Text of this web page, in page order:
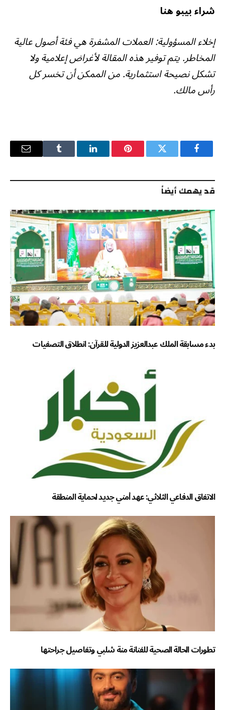
شراء بيبو هنا
إخلاء المسؤولية: العملات المشفرة هي فئة أصول عالية
المخاطر. يتم توفير هذه المقالة لأغراض إعلامية ولا
تشكل نصيحة استثمارية. من الممكن أن تخسر كل
رأس مالك.
فيسبوك تويتر بينتيريستلينكدإن Tumblr
البريد
قد يهمك أيضاً
بدء مسابقة الملك عبدالعزيز الدولية للقرآن: انطلاق التصفيات
الاتفاق الدفاعي الثلاثي: عهد أمني جديد لحماية المنطقة
تطورات الحالة الصحية للفنانة منة شلبي وتفاصيل جراحتها